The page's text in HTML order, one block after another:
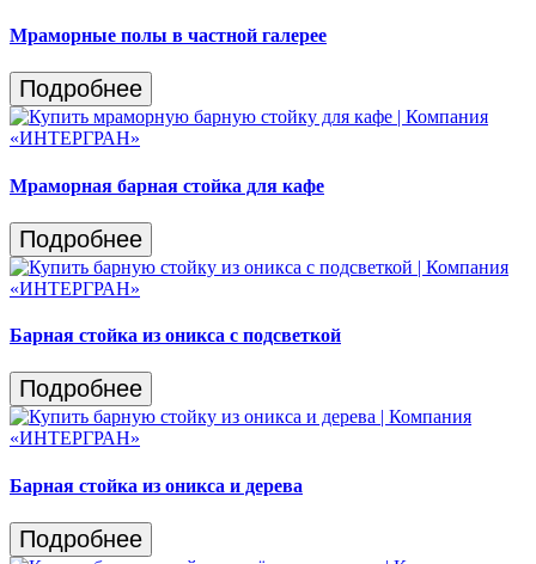
Мраморные полы в частной галерее
Подробнее
Мраморная барная стойка для кафе
Подробнее
Барная стойка из оникса с подсветкой
Подробнее
Барная стойка из оникса и дерева
Подробнее